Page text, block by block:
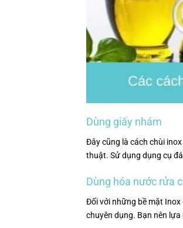
Dùng giấy nhám
Đây cũng là cách chùi
thuật. Sử dụng dụng cụ
Dùng hóa nước rửa
Đối với những bề mặt
chuyên dụng. Bạn nên